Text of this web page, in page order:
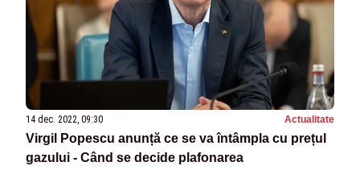
14 dec. 2022, 09:30 Actualitate
Virgil Popescu anunță ce se va întâmpla cu prețul
gazului - Când se decide plafonarea